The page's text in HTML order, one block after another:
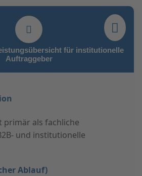
für institutionelle
Auftraggeber
primär als fachliche
und institutionelle
Ablauf)